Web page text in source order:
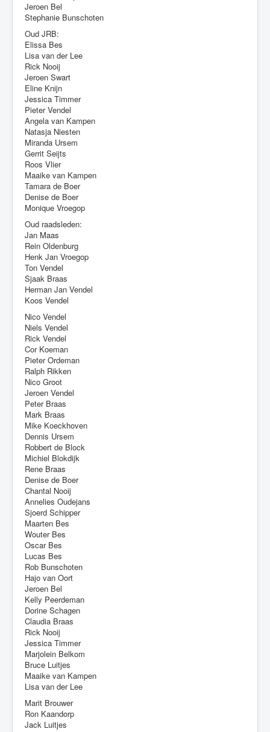
Jeroen Bel
Stephanie Bunschoten
Oud JRB:
Elissa Bes
Lisa van der Lee
Rick Nooij
Jeroen Swart
Eline Knijn
Jessica Timmer
Pieter Vendel
Angela van Kampen
Natasja Niesten
Miranda Ursem
Gerrit Seijts
Roos Vlier
Maaike van Kampen
Tamara de Boer
Denise de Boer
Monique Vroegop
Oud raadsleden:
Jan Maas
Rein Oldenburg
Henk Jan Vroegop
Ton Vendel
Sjaak Braas
Herman Jan Vendel
Koos Vendel
Nico Vendel
Niels Vendel
Rick Vendel
Cor Koeman
Pieter Ordeman
Ralph Rikken
Nico Groot
Jeroen Vendel
Peter Braas
Mark Braas
Mike Koeckhoven
Dennis Ursem
Robbert de Block
Michiel Blokdijk
Rene Braas
Denise de Boer
Chantal Nooij
Annelies Oudejans
Sjoerd Schipper
Maarten Bes
Wouter Bes
Oscar Bes
Lucas Bes
Rob Bunschoten
Hajo van Oort
Jeroen Bel
Kelly Peerdeman
Dorine Schagen
Claudia Braas
Rick Nooij
Jessica Timmer
Marjolein Belkom
Bruce Luitjes
Maaike van Kampen
Lisa van der Lee
Marit Brouwer
Ron Kaandorp
Jack Luitjes